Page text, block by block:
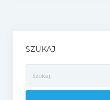
SZUKAJ